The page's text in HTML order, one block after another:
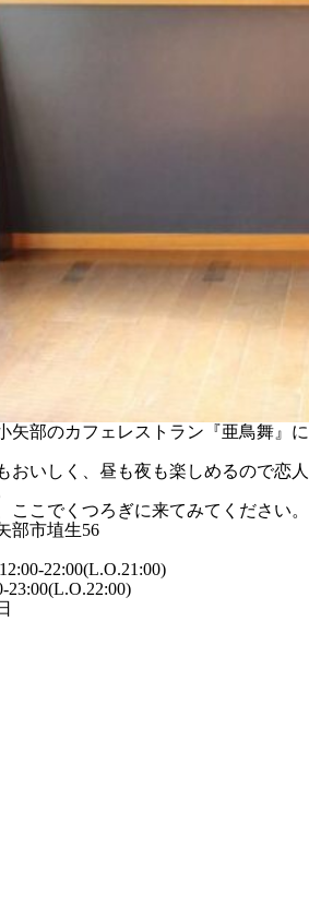
矢部のカフェレストラン『亜鳥舞』に
おいしく、昼も夜も楽しめるので恋人
ここでくつろぎに来てみてください。
部市埴生56
22:00(L.O.21:00)
23:00(L.O.22:00)